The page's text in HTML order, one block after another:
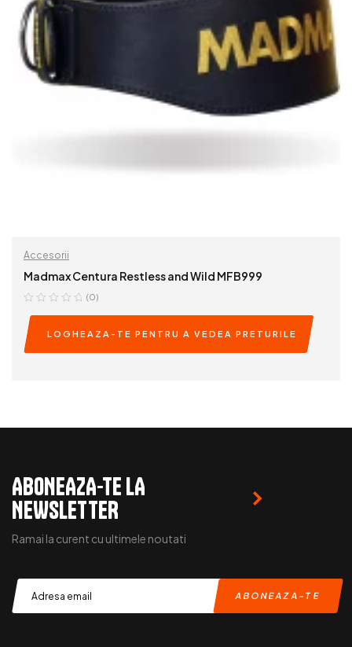
Accesorii
Madmax Centura Restless and Wild MFB999
(0)
LOGHEAZA-TE PENTRU A VEDEA PRETURILE
ABONEAZA-TE LA
NEWSLETTER
Ramai la curent cu ultimele noutati